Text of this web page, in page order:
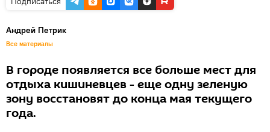
Андрей Петрик
Все материалы
В городе появляется все больше мест для
отдыха кишиневцев - еще одну зеленую
зону восстановят до конца мая текущего
года.